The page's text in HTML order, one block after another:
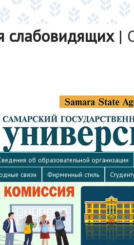
слабовидящих|
об образовательной организации
связи Фирменный стиль